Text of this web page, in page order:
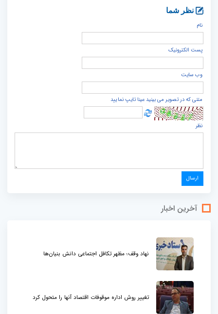
نظر شما
نام
پست الكترونيک
وب سایت
متنی که در تصویر می بینید عینا تایپ نمایید
نظر
آخرین اخبار
نهاد وقف؛ مظهر تکافل اجتماعی دانش بنیان‌ها
تغییر روش اداره موقوفات اقتصاد آنها را متحول کرد